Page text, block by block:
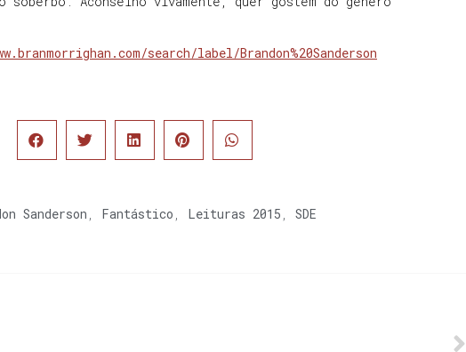
search/label/Brandon%20Sanderson
Sanderson , Fantástico , Leituras 2015 , SDE